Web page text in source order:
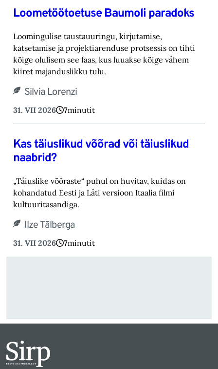
Loometöötoetuse Baumoli paradoks
Loomingulise taustauuringu, kirjutamise,
katsetamise ja projektiarenduse protsessis on tihti
kõige olulisem see faas, kus luuakse kõige vähem
kiiret majanduslikku tulu.
Silvia Lorenzi
31. VII 2026 7minutit
Kas täiuslikud võõrad või täiuslikud
naabrid?
„Täiuslike võõraste“ puhul on huvitav, kuidas on
kohandatud Eesti ja Läti versioon Itaalia filmi
kultuuritasandiga.
Ilze Tālberga
31. VII 2026 7minutit